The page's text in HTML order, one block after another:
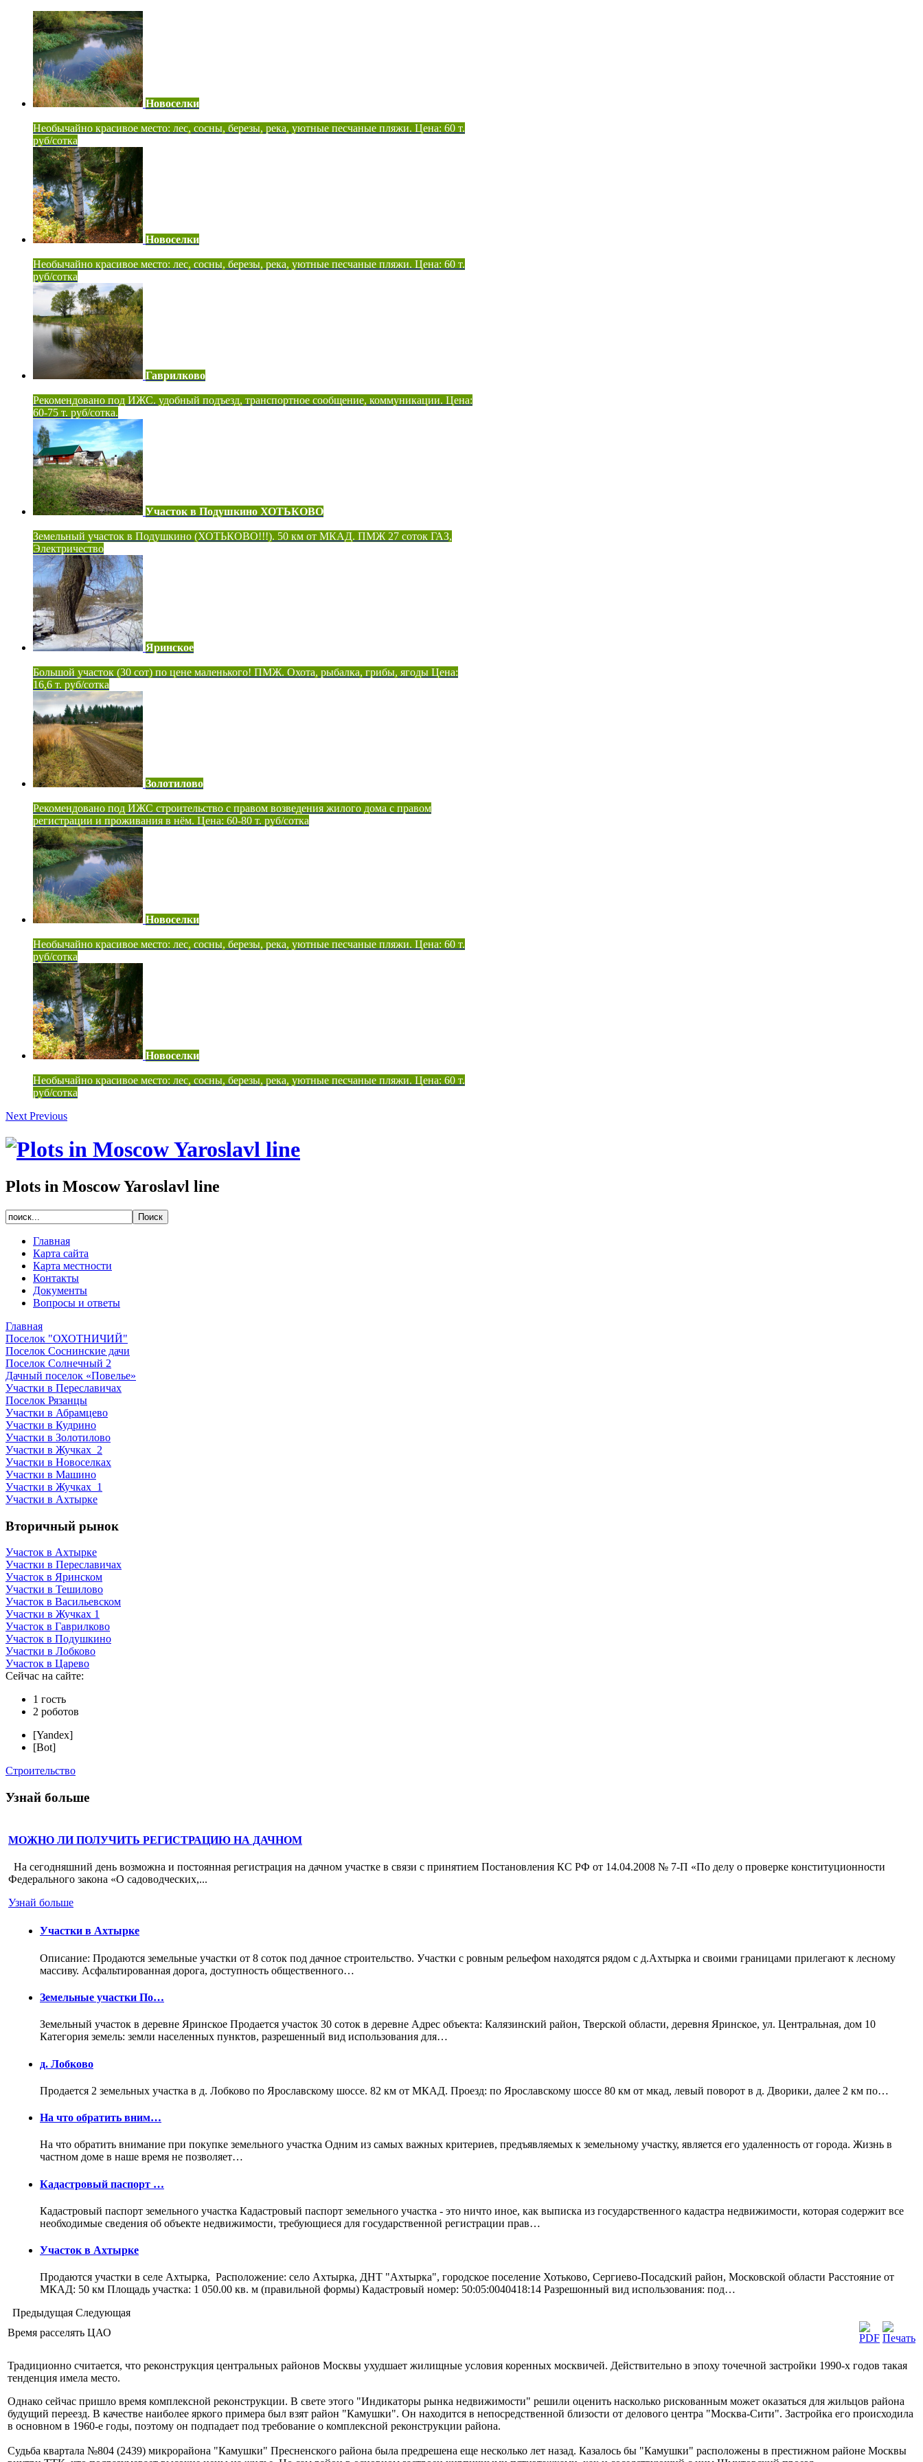
Новоселки
Необычайно красивое место: лес, сосны, березы, река, уютные песчаные пляжи. Цена: 60 т.
руб/сотка
Новоселки
Необычайно красивое место: лес, сосны, березы, река, уютные песчаные пляжи. Цена: 60 т.
руб/сотка
Гаврилково
Рекомендовано под ИЖС. удобный подъезд, транспортное сообщение, коммуникации. Цена:
60-75 т. руб/сотка.
Участок в Подушкино ХОТЬКОВО
Земельный участок в Подушкино (ХОТЬКОВО!!!). 50 км от МКАД. ПМЖ 27 соток ГАЗ,
Электричество
Яринское
Большой участок (30 сот) по цене маленького! ПМЖ. Охота, рыбалка, грибы, ягоды Цена:
16,6 т. руб/сотка
Золотилово
Рекомендовано под ИЖС строительство с правом возведения жилого дома с правом
регистрации и проживания в нём. Цена: 60-80 т. руб/сотка
Новоселки
Необычайно красивое место: лес, сосны, березы, река, уютные песчаные пляжи. Цена: 60 т.
руб/сотка
Новоселки
Необычайно красивое место: лес, сосны, березы, река, уютные песчаные пляжи. Цена: 60 т.
руб/сотка
Next Previous
Plots in Moscow Yaroslavl line
Главная
Карта сайта
Карта местности
Контакты
Документы
Вопросы и ответы
Главная
Поселок "ОХОТНИЧИЙ"
Поселок Соснинские дачи
Поселок Солнечный 2
Дачный поселок «Повелье»
Участки в Переславичах
Поселок Рязанцы
Участки в Абрамцево
Участки в Кудрино
Участки в Золотилово
Участки в Жучках_2
Участки в Новоселках
Участки в Машино
Участки в Жучках_1
Участки в Ахтырке
Вторичный рынок
Участок в Ахтырке
Участки в Переславичах
Участок в Яринском
Участки в Тешилово
Участок в Васильевском
Участки в Жучках 1
Участок в Гаврилково
Участок в Подушкино
Участки в Лобково
Участок в Царево
Сейчас на сайте:
1 гость
2 роботов
[Yandex]
[Bot]
Строительство
Узнай больше
МОЖНО ЛИ ПОЛУЧИТЬ РЕГИСТРАЦИЮ НА ДАЧНОМ
На сегодняшний день возможна и постоянная регистрация на дачном участке в связи с принятием Постановления КС РФ от 14.04.2008 № 7-П «По делу о проверке конституционности
Федерального закона «О садоводческих,...
Узнай больше
Участки в Ахтырке
Описание: Продаются земельные участки от 8 соток под дачное строительство. Участки с ровным рельефом находятся рядом с д.Ахтырка и своими границами прилегают к лесному
массиву. Асфальтированная дорога, доступность общественного…
Земельные участки По…
Земельный участок в деревне Яринское Продается участок 30 соток в деревне Адрес объекта: Калязинский район, Тверской области, деревня Яринское, ул. Центральная, дом 10
Категория земель: земли населенных пунктов, разрешенный вид использования для…
д. Лобково
Продается 2 земельных участка в д. Лобково по Ярославскому шоссе. 82 км от МКАД. Проезд: по Ярославскому шоссе 80 км от мкад, левый поворот в д. Дворики, далее 2 км по…
На что обратить вним…
На что обратить внимание при покупке земельного участка Одним из самых важных критериев, предъявляемых к земельному участку, является его удаленность от города. Жизнь в
частном доме в наше время не позволяет…
Кадастровый паспорт …
Кадастровый паспорт земельного участка Кадастровый паспорт земельного участка - это ничто иное, как выписка из государственного кадастра недвижимости, которая содержит все
необходимые сведения об объекте недвижимости, требующиеся для государственной регистрации прав…
Участок в Ахтырке
Продаются участки в селе Ахтырка, Расположение: село Ахтырка, ДНТ "Ахтырка", городское поселение Хотьково, Сергиево-Посадский район, Московской области Расстояние от
МКАД: 50 км Площадь участка: 1 050.00 кв. м (правильной формы) Кадастровый номер: 50:05:0040418:14 Разрешонный вид использования: под…
Предыдущая Следующая
Время расселять ЦАО
Традиционно считается, что реконструкция центральных районов Москвы ухудшает жилищные условия коренных москвичей. Действительно в эпоху точечной застройки 1990-х годов такая
тенденция имела место.
Однако сейчас пришло время комплексной реконструкции. В свете этого "Индикаторы рынка недвижимости" решили оценить насколько рискованным может оказаться для жильцов района
будущий переезд. В качестве наиболее яркого примера был взят район "Камушки". Он находится в непосредственной близости от делового центра "Москва-Сити". Застройка его происходила
в основном в 1960-е годы, поэтому он подпадает под требование о комплексной реконструкции района.
Судьба квартала №804 (2439) микрорайона "Камушки" Пресненского района была предрешена еще несколько лет назад. Казалось бы "Камушки" расположены в престижном районе Москвы